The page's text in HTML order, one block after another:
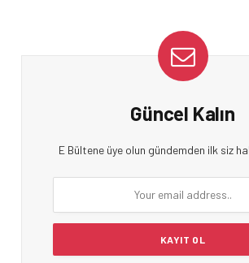
Güncel Kalın
E Bültene üye olun gündemden ilk siz